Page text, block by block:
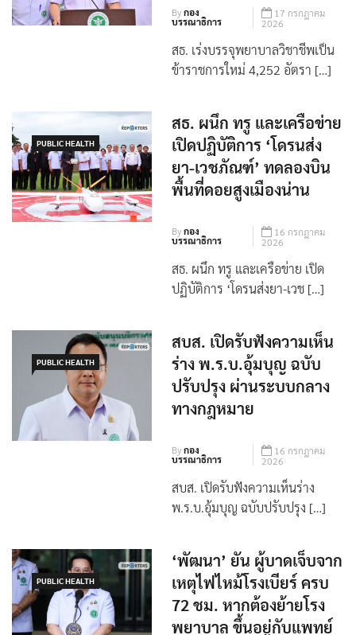
Byกอง
17 กรกฎาคม
สธ. เร่งบรรจุพยาบาลวิชาชีพเป็น
PUBLIC HEALTH
สธ. ผนึก ทรู และเครือข่าย
เปิดปฏิบัติการ ‘โดรนส่ง
ยา-เวชภัณฑ์’ ทดลองบิน
พื้นที่ดอยสูงเมืองน่าน
Byกอง
16 กรกฎาคม
2026
สธ. ผนึก ทรู และเครือข่าย เปิด
PUBLIC HEALTH
สบส. เปิดรับฟังความเห็น
ร่าง พ.ร.บ.อุ้มบุญ ฉบับ
ปรับปรุง ผ่านระบบกลาง
ทางกฎหมาย
Byกอง
16 กรกฎาคม
2026
สบส. เปิดรับฟังความเห็นร่าง
PUBLIC HEALTH
‘พัฒนา’ ยัน ผู้บาดเจ็บจาก
เหตุไฟไหม้โรงเบียร์ ครบ
72 ชม. หากต้องย้ายโรง